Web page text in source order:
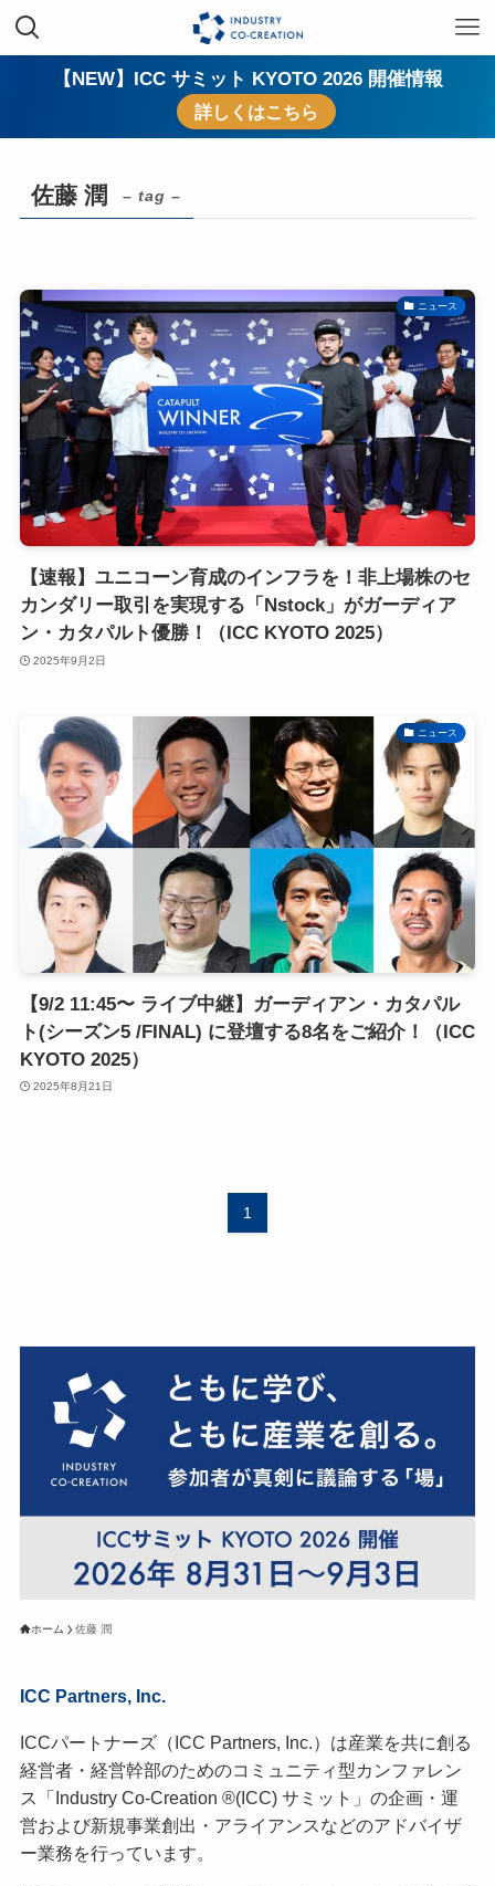
【NEW】ICC サミット KYOTO 2026 開催情報
詳しくはこちら
佐藤 潤 – tag –
ニュース
【速報】ユニコーン育成のインフラを！非上場株のセ
カンダリー取引を実現する「Nstock」がガーディア
ン・カタパルト優勝！（ICC KYOTO 2025）
2025年9月2日
ニュース
【9/2 11:45〜 ライブ中継】ガーディアン・カタパル
ト(シーズン5 /FINAL) に登壇する8名をご紹介！（ICC
KYOTO 2025）
2025年8月21日
1
ホーム 佐藤 潤
ICC Partners, Inc.
ICCパートナーズ（ICC Partners, Inc.）は産業を共に創る
経営者・経営幹部のためのコミュニティ型カンファレン
ス「Industry Co-Creation ®(ICC) サミット」の企画・運
営および新規事業創出・アライアンスなどのアドバイザ
ー業務を行っています。